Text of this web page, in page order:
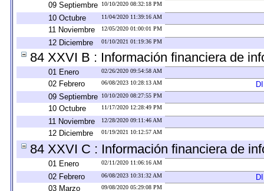
09 Septiembre 10/10/2020 08:32:18 PM
10 Octubre 11/04/2020 11:39:16 AM
11 Noviembre 12/05/2020 01:00:01 PM
12 Diciembre 01/10/2021 01:19:36 PM
84 XXVI B : Información financiera de
01 Enero 02/26/2020 09:54:58 AM
02 Febrero 06/08/2023 10:28:13 AM
09 Septiembre
10/10/2020 08:27:55 PM
10 Octubre 11/17/2020 12:28:49 PM
11 Noviembre 12/28/2020 09:11:46 AM
12 Diciembre 01/19/2021 10:12:57 AM
84 XXVI C : Información financiera de
01 Enero 02/11/2020 11:06:16 AM
02 Febrero 06/08/2023 10:31:32 AM
03 Marzo
09/08/2020 05:29:08 PM